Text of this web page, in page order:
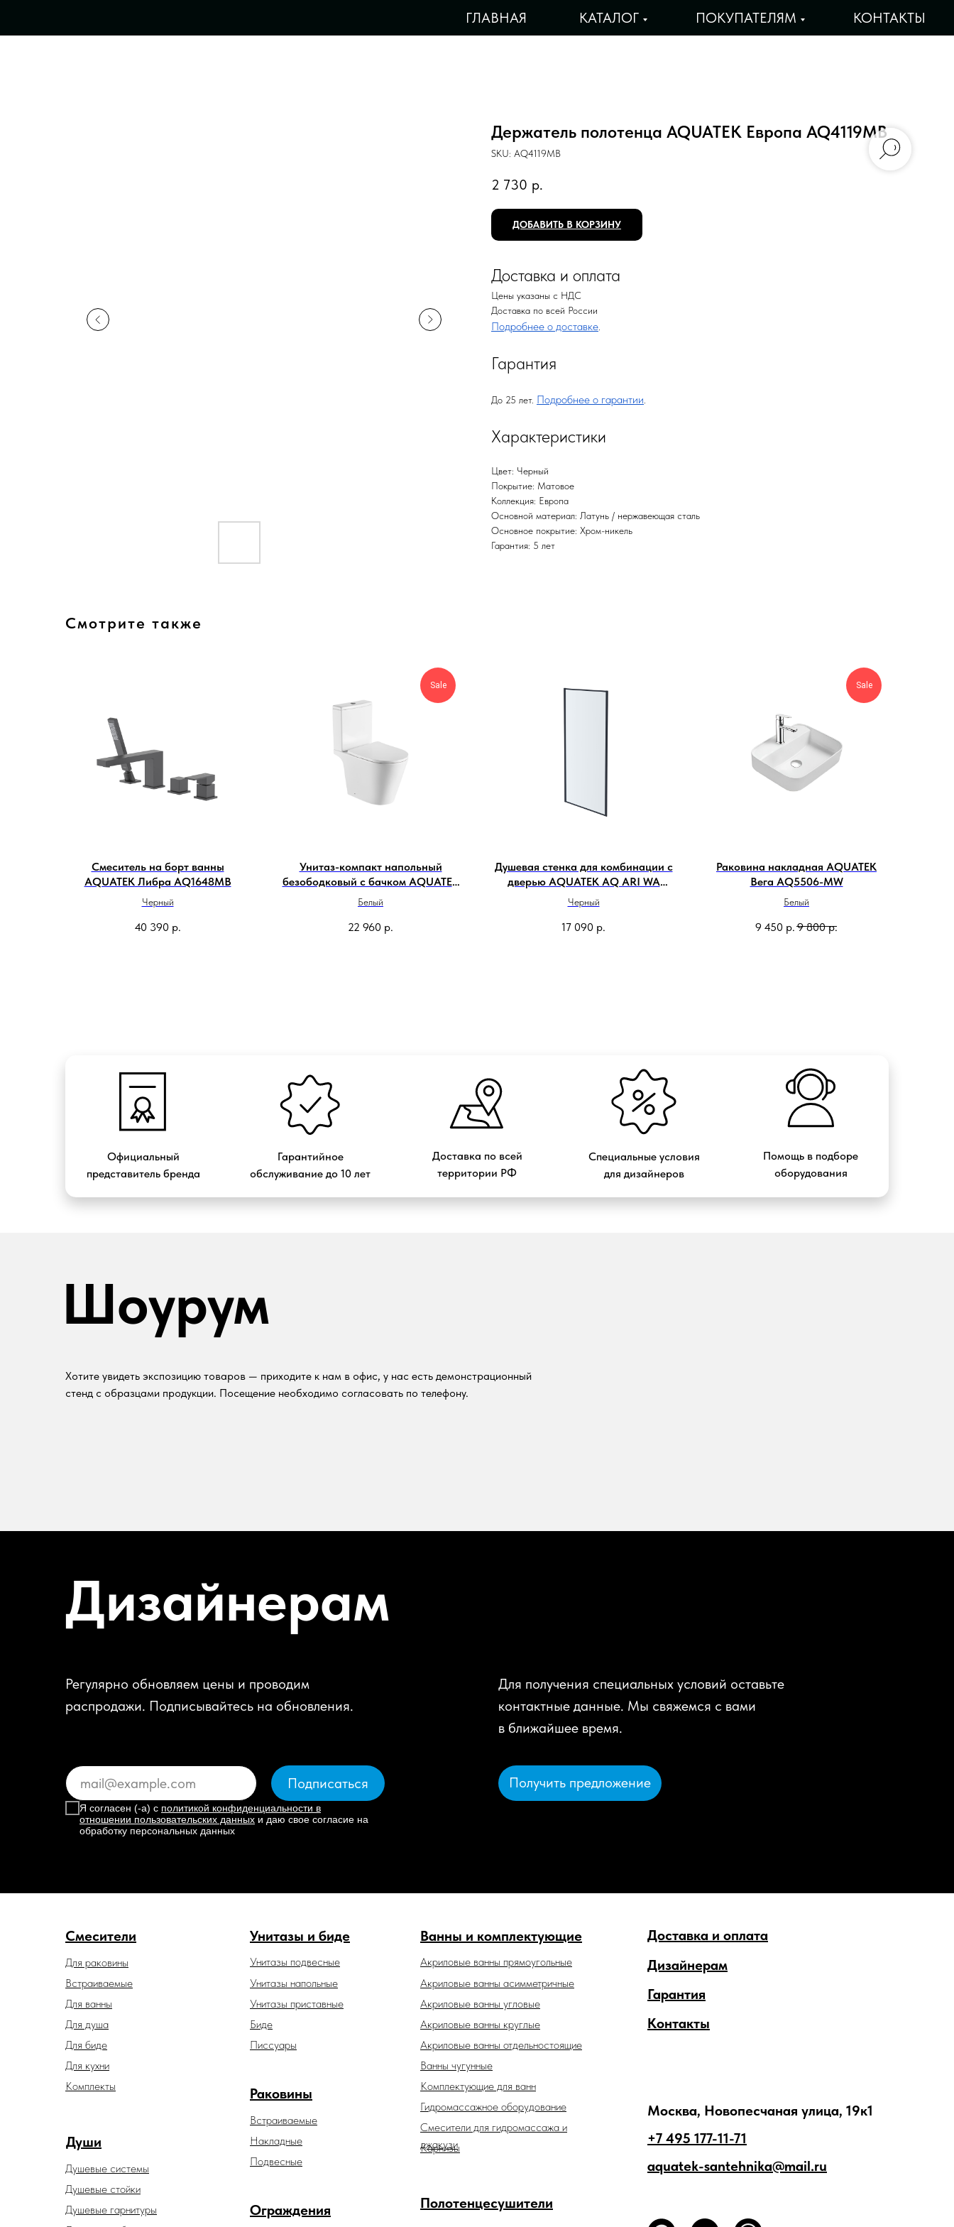
ГЛАВНАЯ КАТАЛОГ ПОКУПАТЕЛЯМ КОНТАКТЫ
Держатель полотенца AQUATEK Европа AQ4119MB
SKU: AQ4119MB
2 730 р.
ДОБАВИТЬ В КОРЗИНУ
Доставка и оплата
Цены указаны с НДС
Доставка по всей России
Подробнее о доставке
Гарантия
До 25 лет. Подробнее о гарантии
Характеристики
Цвет: Черный
Покрытие: Матовое
Коллекция: Европа
Основной материал: Латунь / нержавеющая сталь
Основное покрытие: Хром-никель
Гарантия: 5 лет
Смотрите также
Смеситель на борт ванны
AQUATEK Либра AQ1648MB
Черный
40 390 р.
Sale
Унитаз-компакт напольный
безободковый с бачком AQUATEK
Бетта AQ1363B-00
Белый
22 960 р.
Душевая стенка для комбинации с
дверью AQUATEK AQ ARI WA
09020BL
Черный
17 090 р.
Sale
Раковина накладная AQUATEK
Вега AQ5506-MW
Белый
9 450 р. 9 800 р.
Официальный
представитель бренда
Доставка по всей
территории РФ
Гарантийное
обслуживание до 10 лет
Специальные условия
для дизайнеров
Помощь в подборе
оборудования
Шоурум
Хотите увидеть экспозицию товаров — приходите к нам в офис, у нас есть демонстрационный
стенд с образцами продукции. Посещение необходимо согласовать по телефону.
Дизайнерам
Регулярно обновляем цены и проводим
распродажи. Подписывайтесь на обновления.
Я согласен (-а) с политикой конфиденциальности в
отношении пользовательских данных и даю свое согласие на
обработку персональных данных
Подписаться
Для получения специальных условий оставьте
контактные данные. Мы свяжемся с вами
в ближайшее время.
Получить предложение
Смесители
Души
Душевые гарнитуры
Душевые системы
Унитазы и биде
Унитазы подвесные
Унитазы напольные
Унитазы приставные
Раковины
Встраиваемые
Накладные
Подвесные
Встраиваемые
Для биде
Для ванны
Для душа
Для раковины
Для кухни
Ванны и комплектующие
Акриловые ванны прямоугольные
Ограждения
Дизайнерам
Доставка и оплата
Гарантия
Контакты
Душевые стойки
Биде
Акриловые ванны отдельностоящие
Акриловые ванны асимметричные
Акриловые ванны угловые
Акриловые ванны круглые
Ванны чугунные
Комплектующие для ванн
Гидромассажное оборудование
Смесители для гидромассажа и
джакузи
Карнизы
Полотенцесушители
Комплекты
Писсуары
Москва, Новопесчаная улица, 19к1
+7 495 177-11-71
aquatek-santehnika@mail.ru